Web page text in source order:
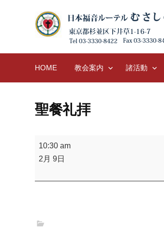
HOME 教会案内 諸活動
聖餐礼拝
聖
餐
拝
10:30 am
2月 9日